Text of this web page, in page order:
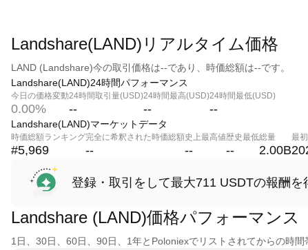
Landshare(LAND)リアルタイム価格
LAND (Landshare)今の取引価格は--であり、時価総額は--です。
Landshare(LAND)24時間パフォーマンス
今日の価格変動
0.00%
24時間取引量(USD)
--
24時間最高(USD)
--
24時間最低(USD)
--
Landshare(LAND)マーケットデータ
時価総額ランキング
#5,969
完全に希釈された時価総額
--
史上最高値
--
歴史最低
--
総量
2.00B
最
登録・取引をして最大711 USDTの報酬を
Landshare (LAND)価格パフォーマンス
1日、30日、60日、90日、1年とPoloniexでリストされてからの時